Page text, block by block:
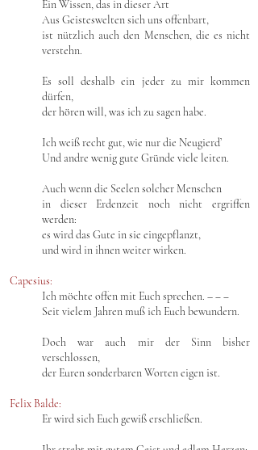
Ein Wissen, das in dieser Art
Aus Geisteswelten sich uns offenbart,
ist nützlich auch den Menschen, die es nicht
verstehn.
Es soll deshalb ein jeder zu mir kommen
dürfen,
der hören will, was ich zu sagen habe.
Ich weiß recht gut, wie nur die Neugierd’
Und andre wenig gute Gründe viele leiten.
Auch wenn die Seelen solcher Menschen
in dieser Erdenzeit noch nicht ergriffen
werden:
es wird das Gute in sie eingepflanzt,
und wird in ihnen weiter wirken.
Capesius:
Ich möchte offen mit Euch sprechen. – ‒ ‒
Seit vielem Jahren muß ich Euch bewundern.
Doch war auch mir der Sinn bisher
verschlossen,
der Euren sonderbaren Worten eigen ist.
Felix Balde:
Er wird sich Euch gewiß erschließen.